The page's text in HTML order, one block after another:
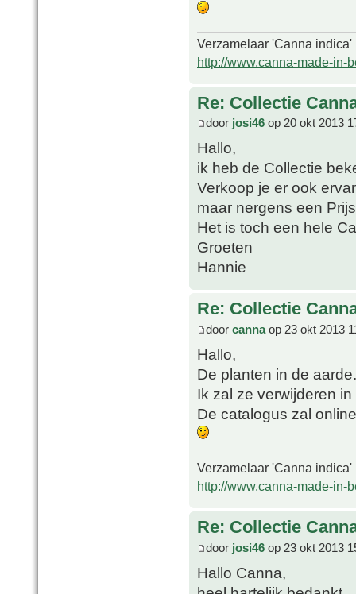
Verzamelaar 'Canna indica'
http://www.canna-made-in-
Re: Collectie
door josi46 op 20 okt 2013
Hallo,
ik heb de Collectie
Verkoop je er ook
maar nergens een
Het is toch een hele
Groeten
Hannie
Re: Collectie
door cannaop 23 okt 2013
Hallo,
De planten in de aarde.
Ik zal ze verwijderen
De catalogus zal
Verzamelaar 'Canna indica'
http://www.canna-made-in-
Re: Collectie
door josi46 op 23 okt 2013
Hallo Canna,